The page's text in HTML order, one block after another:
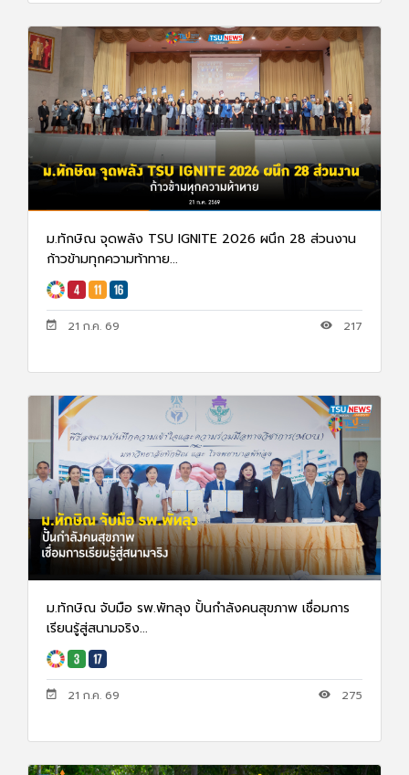
ม.ทักษิณ จุดพลัง TSU IGNITE 2026 ผนึก 28 ส่วนงาน
ก้าวข้ามทุกความท้าทาย...
21 ก.ค. 69 217
ม.ทักษิณ จับมือ รพ.พัทลุง ปั้นกำลังคนสุขภาพ เชื่อมการ
เรียนรู้สู่สนามจริง...
21 ก.ค. 69 275